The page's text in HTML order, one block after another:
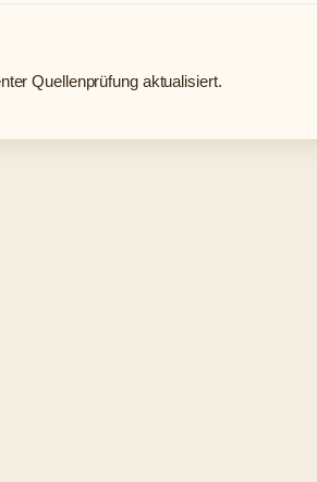
Quellenprüfung aktualisiert.